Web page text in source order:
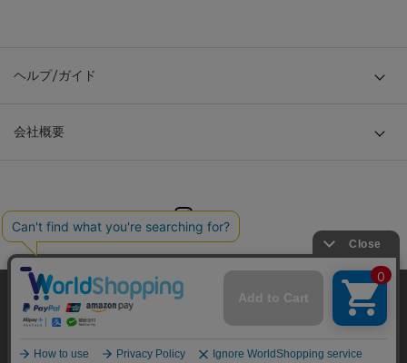
ヘルプ/ガイド
会社概要
© TOKYO BASE CO., LTD
当サイトはクッキー(cookie)を使用します。クッキーはサイト内
の一部の機能および、サイトの使用状況の分析からマーケティ
ング活動に利用することを目的としています。
プライバシーポリシーはこちら